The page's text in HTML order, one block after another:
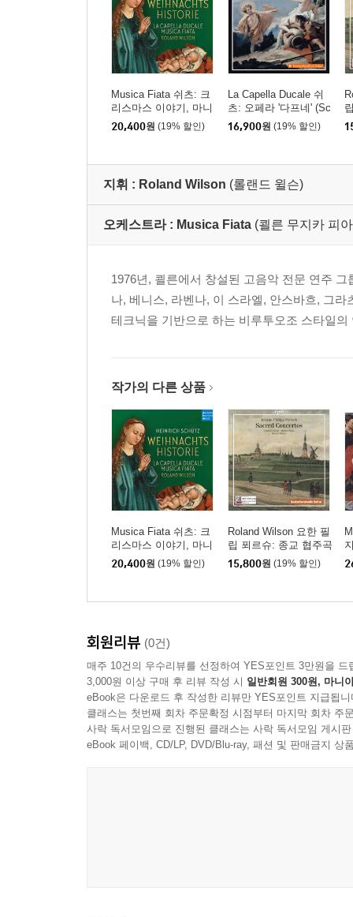
Musica Fiata 쉬츠: 크
리스마스 이야기, 마니
피카트 (Schutz: Histori
a der Geburt Christi S
20,400원 (19% 할인)
La Capella Ducale 쉬
츠: 오페라 '다프네' (Sc
hutz: Dafne)
16,900원 (19% 할인)
지휘 : Roland Wilson (롤랜드 윌슨)
오케스트라 : Musica Fiata (쾰른 무지카 피
1976년, 쾰른에서 창설된 고음악 전문 연주
나, 베니스, 라벤나, 이 스라엘, 안스바흐, 그
테크닉을 기반으로 하는 비루투오조 스타일
작가의 다른 상품
Musica Fiata 쉬츠: 크
리스마스 이야기, 마니
피카트 (Schutz: Histori
a der Geburt Christi S
20,400원 (19% 할인)
Roland Wilson 요한 필
립 푀르슈: 종교 협주곡
집 (Johann Philipp Fort
sch: Sacred Concerto
15,800원 (19% 할인)
회원리뷰 (0건)
매주 10건의 우수리뷰를 선정하여 YES포인트 3만원을 드
3,000원 이상 구매 후 리뷰 작성 시 일반회원 300원, 마니
eBook은 다운로드 후 작성한 리뷰만 YES포인트 지급됩니
클래스는 첫번째 회차 주문확정 시점부터 마지막 회차 주
사락 독서모임으로 진행된 클래스는 사락 독서모임 게시
eBook 페이백, CD/LP, DVD/Blu-ray, 패션 및 판매금지 상